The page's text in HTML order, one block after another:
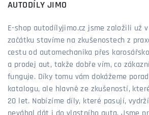
AUTODÍLY JIMO
E-shop autodílyjimo.cz jsme založili už v
začátku stavíme na zkušenostech z
cestu od automechanika přes
a prodej aut, takže dobře vím, co
funguje. Díky tomu vám dokážeme
katalogu, ale hlavně ze zkušeností,
20 let. Nabízíme díly, které pasují,